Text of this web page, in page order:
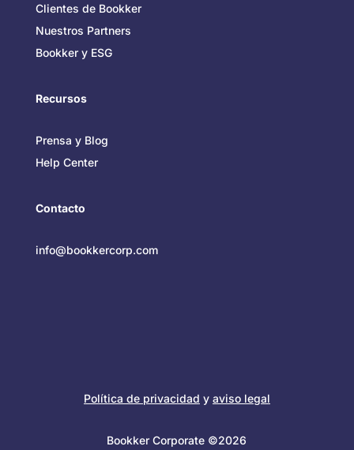
Clientes de Bookker
Nuestros Partners
Bookker y ESG
Recursos
Prensa y Blog
Help Center
Contacto
info@bookkercorp.com
Política de privacidad y aviso legal
Bookker Corporate ©2026